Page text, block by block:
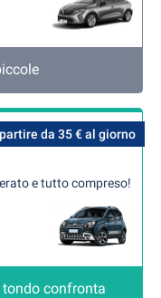
da 35 € al giorno
e tutto compreso!
confronta